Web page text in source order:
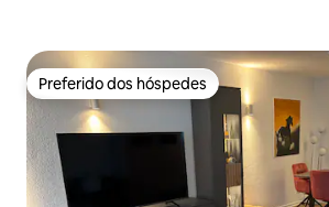
Preferido dos hóspedes
Preferido dos hóspedes